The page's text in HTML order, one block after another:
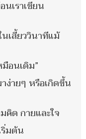
เราเขียน
เสี้ยววินาทีแม้
อนเดิม”
ง่ายๆ หรือเกิดขึ้น
คิด กายและใจ
มต้น